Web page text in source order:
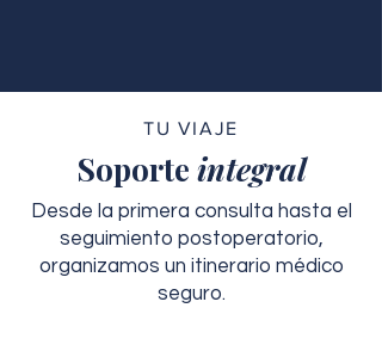
TU VIAJE
Soporte integral
Desde la primera consulta hasta el
seguimiento postoperatorio,
organizamos un itinerario médico
seguro.